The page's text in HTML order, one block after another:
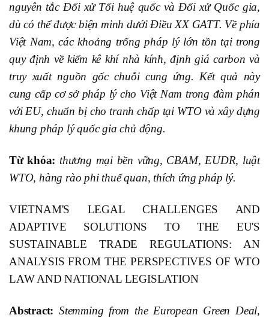
nguyên tắc Đối xử Tối huệ quốc và Đối xử Quốc gia,
dù có thể được biện minh dưới Điều XX GATT. Về phía
Việt Nam, các khoảng trống pháp lý lớn tồn tại trong
quy định về kiểm kê khí nhà kính, định giá carbon và
truy xuất nguồn gốc chuỗi cung ứng. Kết quả này
cung cấp cơ sở pháp lý cho Việt Nam trong đàm phán
với EU, chuẩn bị cho tranh chấp tại WTO và xây dựng
khung pháp lý quốc gia chủ động.
Từ khóa: thương mại bền vững, CBAM, EUDR, luật
WTO, hàng rào phi thuế quan, thích ứng pháp lý.
VIETNAM'S LEGAL CHALLENGES AND
ADAPTIVE SOLUTIONS TO THE EU'S
SUSTAINABLE TRADE REGULATIONS: AN
ANALYSIS FROM THE PERSPECTIVES OF WTO
LAW AND NATIONAL LEGISLATION
Abstract: Stemming from the European Green Deal,